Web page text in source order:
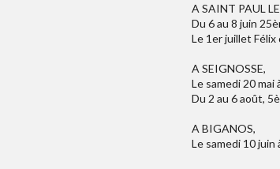
A SAINT PAUL
Du 6 au 8 juin
Le 1er juillet Félix
A SEIGNOSSE,
Le samedi 20 mai
Du 2 au 6 août,
A BIGANOS,
Le samedi 10 juin